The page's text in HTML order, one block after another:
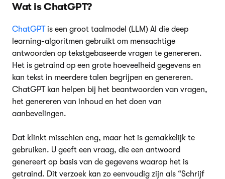
Wat is ChatGPT?
ChatGPTis een groot taalmodel (LLM) AI die deep
learning-algoritmen gebruikt om mensachtige
antwoorden op tekstgebaseerde vragen te genereren.
Het is getraind op een grote hoeveelheid gegevens en
kan tekst in meerdere talen begrijpen en genereren.
ChatGPT kan helpen bij het beantwoorden van vragen,
het genereren van inhoud en het doen van
aanbevelingen.
Dat klinkt misschien eng, maar het is gemakkelijk te
gebruiken. U geeft een vraag, die een antwoord
genereert op basis van de gegevens waarop het is
getraind. Dit verzoek kan zo eenvoudig zijn als “Schrijf